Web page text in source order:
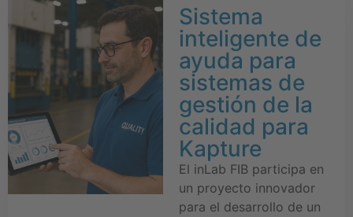
Sistema
inteligente de
ayuda para
sistemas de
gestión de la
calidad para
Kapture
El inLab FIB participa en
un proyecto innovador
para el desarrollo de un